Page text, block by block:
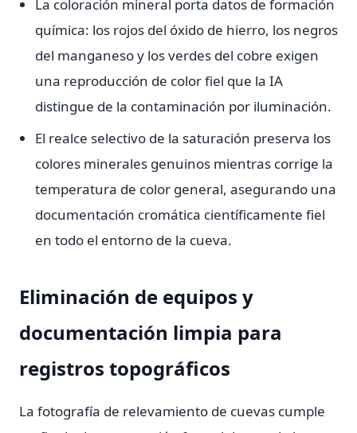
La coloración mineral porta datos de formación
química: los rojos del óxido de hierro, los negros
del manganeso y los verdes del cobre exigen
una reproducción de color fiel que la IA
distingue de la contaminación por iluminación.
El realce selectivo de la saturación preserva los
colores minerales genuinos mientras corrige la
temperatura de color general, asegurando una
documentación cromática científicamente fiel
en todo el entorno de la cueva.
Eliminación de equipos y
documentación limpia para
registros topográficos
La fotografía de relevamiento de cuevas cumple